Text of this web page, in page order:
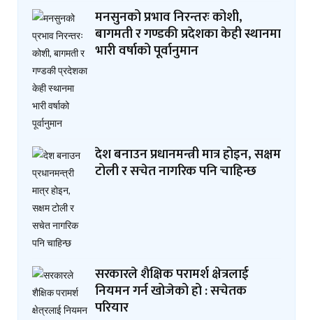
मनसुनको प्रभाव निरन्तरः कोशी,
बागमती र गण्डकी प्रदेशका केही स्थानमा
भारी वर्षाको पूर्वानुमान
देश बनाउन प्रधानमन्त्री मात्र होइन, सक्षम
टोली र सचेत नागरिक पनि चाहिन्छ
सरकारले शैक्षिक परामर्श क्षेत्रलाई
नियमन गर्न खोजेको हो : सचेतक
परियार